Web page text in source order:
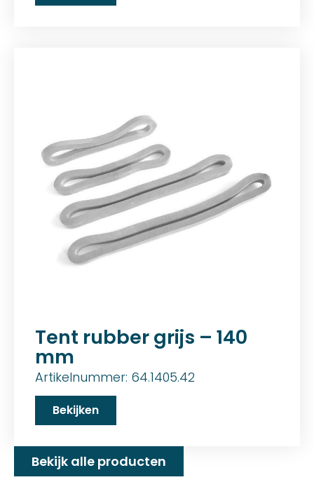
Tent rubber grijs – 140
mm
Artikelnummer: 64.1405.42
Bekijken
Bekijk alle producten